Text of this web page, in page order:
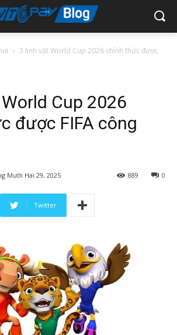
3 linh vật World Cup 2026 chính thức được
Cup 2026
được FIFA công
Mười Hai 29, 2025 0
889
Twitter